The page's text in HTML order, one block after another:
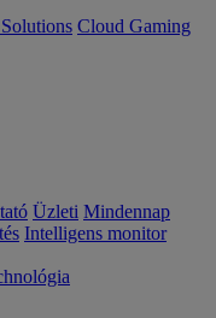
Cloud Gaming
Üzleti Mindennap
Intelligens monitor